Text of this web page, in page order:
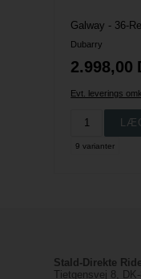
Galway - 36-
Dubarry
2.998,00
Evt. leverings
9 varianter
Stald-Direkte
Tietgensvej 8,